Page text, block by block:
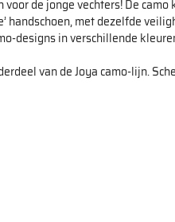
voor de jonge vechters! De
handschoen, met dezelfde
designs in verschillende
van de Joya camo-lijn.